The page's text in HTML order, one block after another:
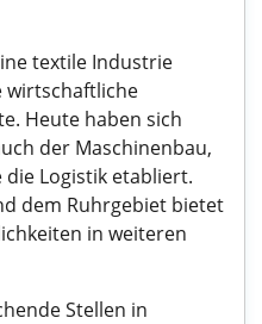
textile Industrie
wirtschaftliche
Heute haben sich
der Maschinenbau,
Logistik etabliert.
dem Ruhrgebiet bietet
in weiteren
Stellen in